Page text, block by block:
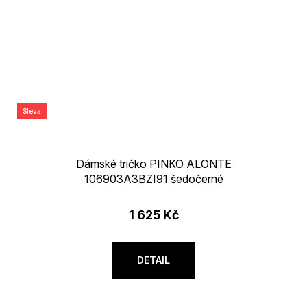
Sleva
Dámské tričko PINKO ALONTE
106903A3BZI91 šedočerné
1 625 Kč
DETAIL